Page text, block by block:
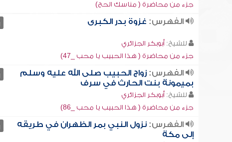
جزء من محاضرة ( مناسك الحج)
الفهرس: غزوة بدر الكبرى
للشيخ: أبوبكر الجزائري
جزء من محاضرة ( هذا الحبيب يا محب _47)
الفهرس:زواج الحبيب صلى الله عليه وسلم
بميمونة بنت الحارث في سرف
للشيخ: أبوبكر الجزائري
جزء من محاضرة ( هذا الحبيب يا محب _86)
الفهرس:نزول النبي بمر الظهران في طريقه
إلى مكة